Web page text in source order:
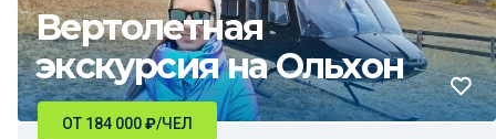
Вертолетная
экскурсия на Ольхон
ОТ 184 000₽/ЧЕЛ